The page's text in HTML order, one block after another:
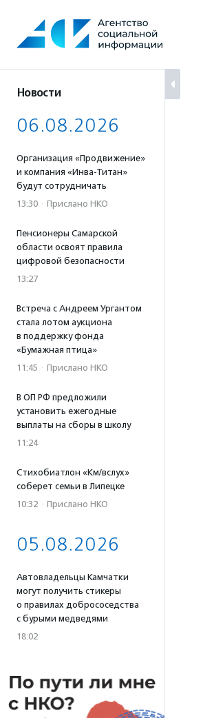
содержанию
Новости
06.08.2026
Организация «Продвижение»
и компания «Инва-Титан»
будут сотрудничать
13:30 · Прислано НКО
Пенсионеры Самарской
области освоят правила
цифровой безопасности
13:27
Встреча с Андреем Ургантом
стала лотом аукциона
в поддержку фонда
«Бумажная птица»
11:45 · Прислано НКО
В ОП РФ предложили
установить ежегодные
выплаты на сборы в школу
11:24
Стихобиатлон «Км/вслух»
соберет семьи в Липецке
10:32 · Прислано НКО
05.08.2026
Автовладельцы Камчатки
могут получить стикеры
о правилах добрососедства
с бурыми медведями
18:02